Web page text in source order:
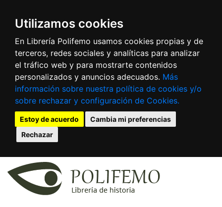
Utilizamos cookies
En Librería Polifemo usamos cookies propias y de
terceros, redes sociales y analíticas para analizar
el tráfico web y para mostrarte contenidos
personalizados y anuncios adecuados. Más
información sobre nuestra política de cookies y/o
sobre rechazar y configuración de Cookies.
Estoy de acuerdo
Cambia mi preferencias
Rechazar